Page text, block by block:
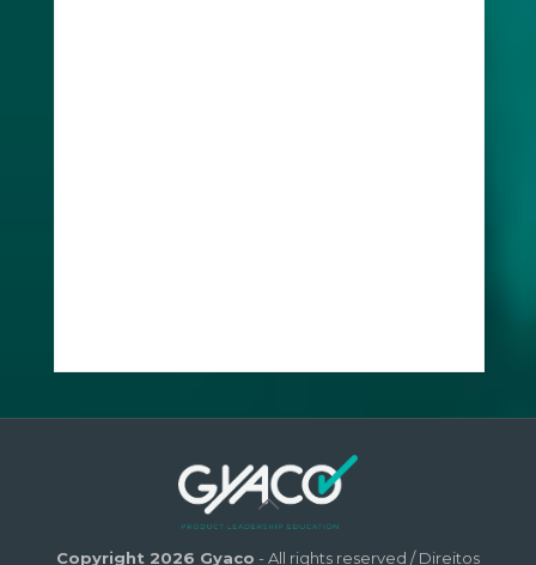
Copyright 2026 Gyaco - All rights reserved / Direitos